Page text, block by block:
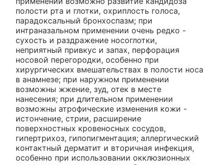
полости рта и глотки, охриплость голоса,
парадоксальный бронхоспазм; при
интраназальном применении очень редко -
сухость и раздражение носоглотки,
неприятный привкус и запах, перфорация
носовой перегородки, особенно при
хирургических вмешательствах в полости носа
в анамнезе; при наружном применении
возможны жжение, зуд, отек в месте
нанесения; при длительном применении
возможны атрофические изменения кожи -
истончение, стрии, расширение
поверхностных кровеносных сосудов,
гипертрихоз, гипопигментация; аллергический
контактный дерматит и вторичная инфекция,
особенно при использовании окклюзионных